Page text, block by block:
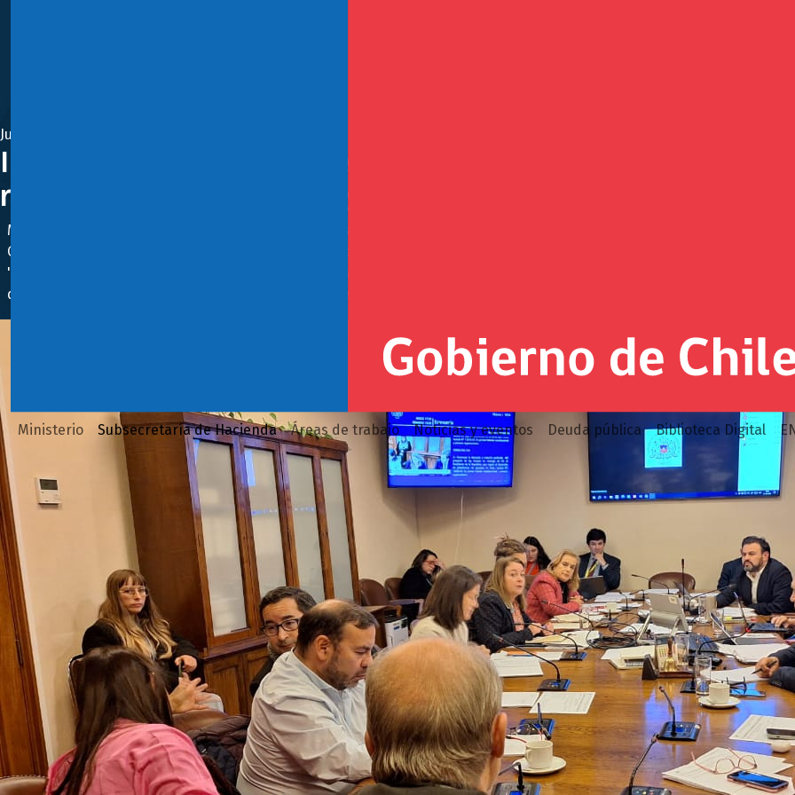
Ministerio Subsecretaría de Hacienda Áreas de trabajo Noticias y eventos Deuda pública Biblioteca Digital
Junio 13, 2023
Indicaciones al proyecto de ley de plataformas de apuestas
regulación, promover el juego responsable y a uniformar
Ministerio de Hacienda elaboró estas indicaciones sobre la base del trabajo realizado con asesoras y asesores de las
CMF, UAF, y Superintendencia de Casinos, además de considerar las observaciones recibidas en audiencias realizadas
"Nos parecía importante trabajar indicaciones para mejorar el diseño de la regulación de esta actividad, con el fin
de apuestas a las que se puede acceder desde Chile", dijo la subsecretaria Heidi Berner.